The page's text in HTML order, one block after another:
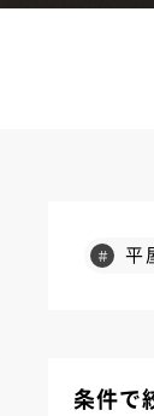
＃ 平
条件で